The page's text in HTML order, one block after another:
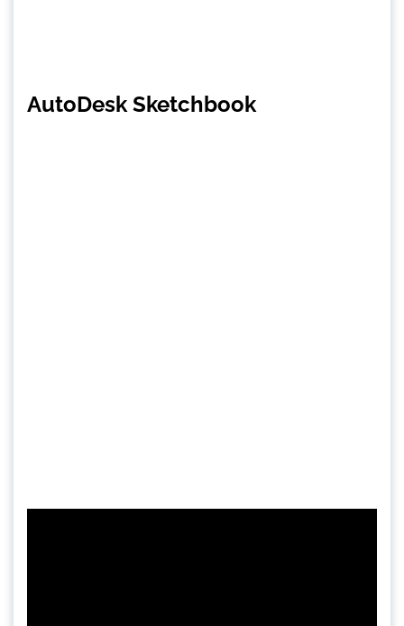
AutoDesk Sketchbook